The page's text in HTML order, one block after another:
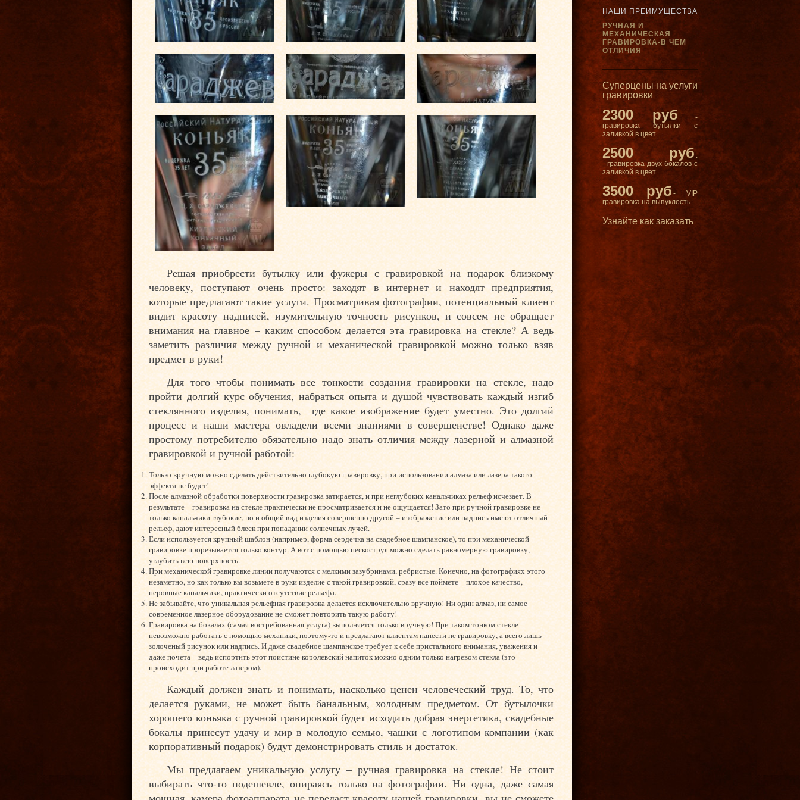
НАШИ ПРЕИМУЩЕСТВА
РУЧНАЯ И
МЕХАНИЧЕСКАЯ
ГРАВИРОВКА-В ЧЕМ
ОТЛИЧИЯ
Суперцены на услуги
гравировки
2300 руб
-
гравировка бутылки с
заливкой в цвет
2500 руб .
- гравировка двух бокалов с
заливкой в цвет
3500 руб- VIP
гравировка на выпуклость
Узнайте как заказать
Решая приобрести бутылку или фужеры с гравировкой на подарок близкому
человеку, поступают очень просто: заходят в интернет и находят предприятия,
которые предлагают такие услуги. Просматривая фотографии, потенциальный клиент
видит красоту надписей, изумительную точность рисунков, и совсем не обращает
внимания на главное – каким способом делается эта гравировка на стекле? А ведь
заметить различия между ручной и механической гравировкой можно только взяв
предмет в руки!
Для того чтобы понимать все тонкости создания гравировки на стекле, надо
пройти долгий курс обучения, набраться опыта и душой чувствовать каждый изгиб
стеклянного изделия, понимать, где какое изображение будет уместно. Это долгий
процесс и наши мастера овладели всеми знаниями в совершенстве! Однако даже
простому потребителю обязательно надо знать отличия между лазерной и алмазной
гравировкой и ручной работой:
Только вручную можно сделать действительно глубокую гравировку, при использовании алмаза или лазера такого
эффекта не будет!
После алмазной обработки поверхности гравировка затирается, и при неглубоких канальчиках рельеф исчезает. В
результате – гравировка на стекле практически не просматривается и не ощущается! Зато при ручной гравировке не
только канальчики глубокие, но и общий вид изделия совершенно другой – изображение или надпись имеют отличный
рельеф, дают интересный блеск при попадании солнечных лучей.
Если используется крупный шаблон (например, форма сердечка на свадебное шампанское), то при механической
гравировке прорезывается только контур. А вот с помощью пескоструя можно сделать равномерную гравировку,
углубить всю поверхность.
При механической гравировке линии получаются с мелкими зазубринами, ребристые. Конечно, на фотографиях этого
незаметно, но как только вы возьмете в руки изделие с такой гравировкой, сразу все поймете – плохое качество,
неровные канальчики, практически отсутствие рельефа.
Не забывайте, что уникальная рельефная гравировка делается исключительно вручную! Ни один алмаз, ни самое
современное лазерное оборудование не сможет повторить такую работу!
Гравировка на бокалах (самая востребованная услуга) выполняется только вручную! При таком тонком стекле
невозможно работать с помощью механики, поэтому-то и предлагают клиентам нанести не гравировку, а всего лишь
золоченый рисунок или надпись. И даже свадебное шампанское требует к себе пристального внимания, уважения и
даже почета – ведь испортить этот поистине королевский напиток можно одним только нагревом стекла (это
происходит при работе лазером).
Каждый должен знать и понимать, насколько ценен человеческий труд. То, что
делается руками, не может быть банальным, холодным предметом. От бутылочки
хорошего коньяка с ручной гравировкой будет исходить добрая энергетика, свадебные
бокалы принесут удачу и мир в молодую семью, чашки с логотипом компании (как
корпоративный подарок) будут демонстрировать стиль и достаток.
Мы предлагаем уникальную услугу – ручная гравировка на стекле! Не стоит
выбирать что-то подешевле, опираясь только на фотографии. Ни одна, даже самая